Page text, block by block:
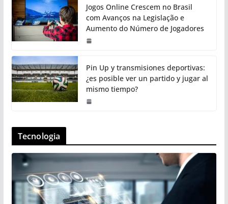
Jogos Online Crescem no Brasil
com Avanços na Legislação e
Aumento do Número de Jogadores
Pin Up y transmisiones deportivas:
¿es posible ver un partido y jugar al
mismo tiempo?
Tecnologia